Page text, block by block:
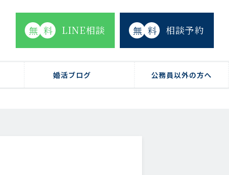
LINE相談
無 料 相談予約
無 料
婚活ブログ 公務員以外の方へ